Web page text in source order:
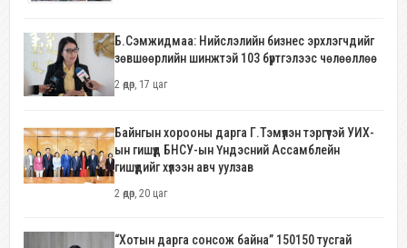
Б.Сэмжидмаа: Нийслэлийн бизнес эрхлэгчдийг
зөвшөөрлийн шинжтэй 103 бүртгэлээс чөлөөллөө
2 өдөр, 17 цаг
Байнгын хорооны дарга Г.Тэмүүлэн тэргүүтэй УИХ-
ын гишүүд БНСУ-ын Үндэсний Ассамблейн
гишүүдийг хүлээн авч уулзав
2 өдөр, 20 цаг
“Хотын дарга сонсож байна” 150150 тусгай